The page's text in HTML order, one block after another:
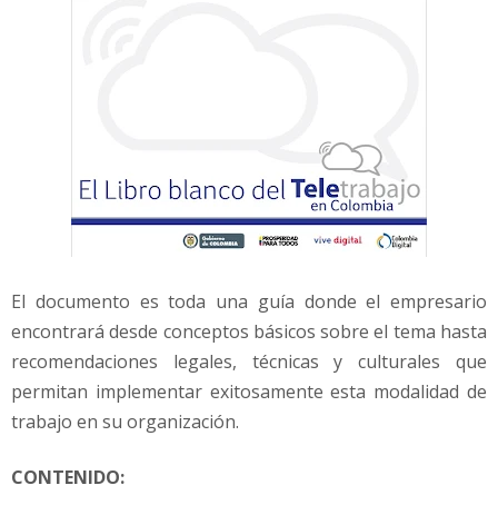
El documento es toda una guía donde el empresario
encontrará desde conceptos básicos sobre el tema hasta
recomendaciones legales, técnicas y culturales que
permitan implementar exitosamente esta modalidad de
trabajo en su organización.
CONTENIDO: